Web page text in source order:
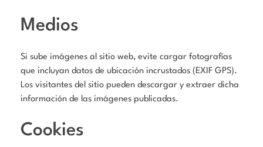
Medios
Si sube imágenes al sitio web, evite cargar fotografías
que incluyan datos de ubicación incrustados (EXIF GPS).
Los visitantes del sitio pueden descargar y extraer dicha
información de las imágenes publicadas.
Cookies